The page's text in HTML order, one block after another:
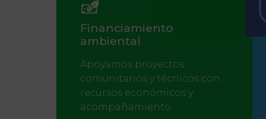
Participa en
convocatoria
Se parte del principal mecanismo de
Financiamiento
ambiental
Apoyamos proyectos
comunitarios y técnicos con
recursos económicos y
acompañamiento.